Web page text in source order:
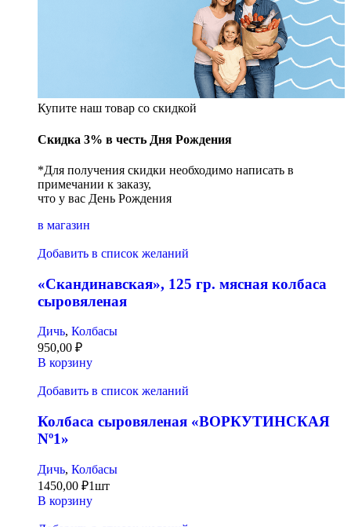
Купите наш товар со скидкой
Скидка 3% в честь Дня Рождения
*Для получения скидки необходимо написать в
примечании к заказу,
что у вас День Рождения
в магазин
Добавить в список желаний
«Скандинавская», 125 гр. мясная колбаса
сыровяленая
Дичь, Колбасы
950,00 ₽
В корзину
Добавить в список желаний
Колбаса сыровяленая «ВОРКУТИНСКАЯ
Nº1»
Дичь, Колбасы
1450,00 ₽1шт
В корзину